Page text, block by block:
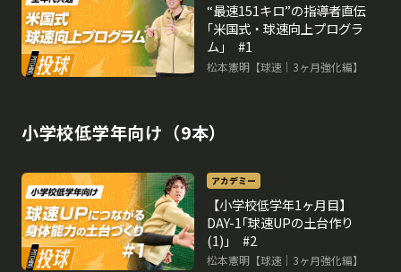
“最速151キロ”の指導者直伝
｢米国式・球速向上プログラ
ム｣ #1
松本憲明【球速｜3ヶ月強化編】
小学校低学年向け（9本）
アカデミー
【小学校低学年1ヶ月目】
DAY-1｢球速UPの土台作り
(1)｣ #2
松本憲明【球速｜3ヶ月強化編】